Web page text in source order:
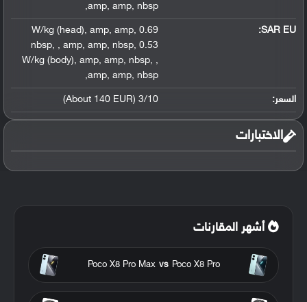
amp, amp, nbsp
,
SAR EU:
0.69 W/kg (head)
, amp, amp,
nbsp, , amp, amp, nbsp, 0.53
W/kg (body), amp, amp, nbsp, ,
amp, amp, nbsp
,
السعر: 3/10 (About 140 EUR)
الاختبارات
أشهر المقارنات
Poco X8 Pro
vs
Poco X8 Pro Max